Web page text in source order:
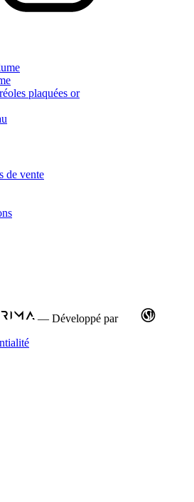
plaquées or
de vente
— Développé par